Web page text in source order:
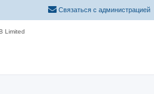
Связаться с администрацией
Limited